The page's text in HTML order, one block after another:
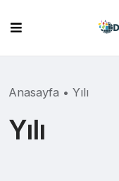
content
Anasayfa • Yılı
Yılı